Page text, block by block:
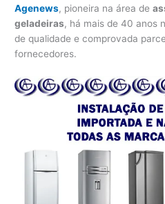
Agenews, pioneira na área de
geladeiras, há mais de 40 anos
de qualidade e comprovada
fornecedores.